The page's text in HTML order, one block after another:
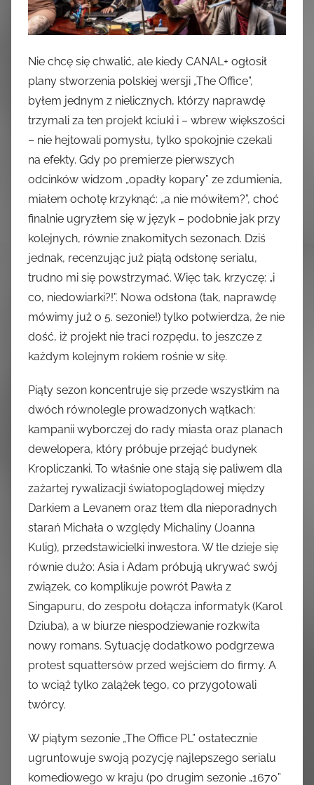
Nie chcę się chwalić, ale kiedy CANAL+ ogłosił
plany stworzenia polskiej wersji „The Office”,
byłem jednym z nielicznych, którzy naprawdę
trzymali za ten projekt kciuki i – wbrew większości
– nie hejtowali pomysłu, tylko spokojnie czekali
na efekty. Gdy po premierze pierwszych
odcinków widzom „opadły kopary” ze zdumienia,
miałem ochotę krzyknąć: „a nie mówiłem?”, choć
finalnie ugryzłem się w język – podobnie jak przy
kolejnych, równie znakomitych sezonach. Dziś
jednak, recenzując już piątą odsłonę serialu,
trudno mi się powstrzymać. Więc tak, krzyczę: „i
co, niedowiarki?!”. Nowa odsłona (tak, naprawdę
mówimy już o 5. sezonie!) tylko potwierdza, że nie
dość, iż projekt nie traci rozpędu, to jeszcze z
każdym kolejnym rokiem rośnie w siłę.
Piąty sezon koncentruje się przede wszystkim na
dwóch równolegle prowadzonych wątkach:
kampanii wyborczej do rady miasta oraz planach
dewelopera, który próbuje przejąć budynek
Kropliczanki. To właśnie one stają się paliwem dla
zażartej rywalizacji światopoglądowej między
Darkiem a Levanem oraz tłem dla nieporadnych
starań Michała o względy Michaliny (Joanna
Kulig), przedstawicielki inwestora. W tle dzieje się
równie dużo: Asia i Adam próbują ukrywać swój
związek, co komplikuje powrót Pawła z
Singapuru, do zespołu dołącza informatyk (Karol
Dziuba), a w biurze niespodziewanie rozkwita
nowy romans. Sytuację dodatkowo podgrzewa
protest squattersów przed wejściem do firmy. A
to wciąż tylko zalążek tego, co przygotowali
twórcy.
W piątym sezonie „The Office PL” ostatecznie
ugruntowuje swoją pozycję najlepszego serialu
komediowego w kraju (po drugim sezonie „1670”